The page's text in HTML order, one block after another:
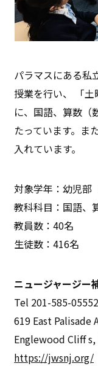
パラマスにある私
授業を行い、 「
に、国語、算数（
たっています。ま
入れています。
対象学年：幼児部
教科科目：国語、
教員数：40名
生徒数：416名
ニュージャージー
Tel 201-585-05552
619 East
Englewood Cliﬀ
https://jwsnj.org/